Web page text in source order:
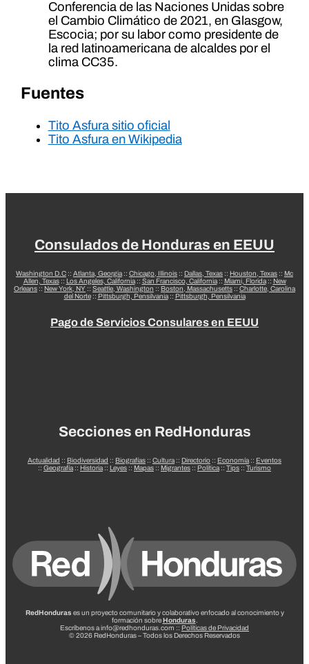
Conferencia de las Naciones Unidas sobre
el Cambio Climático de 2021, en Glasgow,
Escocia; por su labor como presidente de
la red latinoamericana de alcaldes por el
clima CC35.
Fuentes
Tito Asfura sitio oficial
Tito Asfura en Wikipedia
Consulados de Honduras en EEUU
Washington D.C :: Atlanta, Georgia:: Chicago, Illinois :: Dallas, Texas :: Houston, Texas :: Mc
Allen, Texas:: Los Angeles, California:: San Francisco, California:: Miami, Florida:: New
Orleans :: New York, NY :: Seattle, Washington :: Boston, Massachusetts :: Charlotte, Carolina
del Norte:: Pittsburgh, Pensilvania:: Pittsburgh, Pensilvania
Pago de Servicios Consulares en EEUU
Secciones en RedHonduras
Actualidad :: Biodiversidad :: Biografías :: Cultura :: Directorio :: Economía :: Eventos
:: Geografía :: Historia :: Leyes :: Mapas :: Migrantes :: Política :: Tips :: Turismo
RedHonduras es un proyecto comunitario y colaborativo enfocado al conocimiento y
formación sobreHonduras
Escríbenos a info@redhonduras.com :: Políticas de Privacidad
© 2026 RedHonduras – Todos los Derechos Reservados